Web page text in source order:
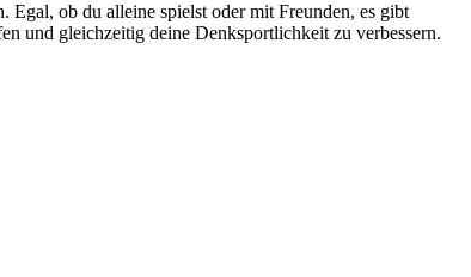
ob du alleine spielst oder mit Freunden, es gibt
und gleichzeitig deine Denksportlichkeit zu verbessern.